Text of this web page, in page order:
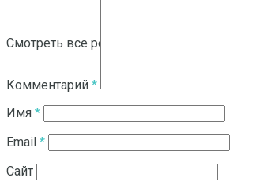
Смотреть все результаты
Комментарий *
Имя *
Email *
Сайт